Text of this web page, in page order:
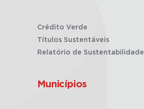
Crédito Verde
Títulos Sustentáveis
Relatório de Sustentabilidade
Municípios